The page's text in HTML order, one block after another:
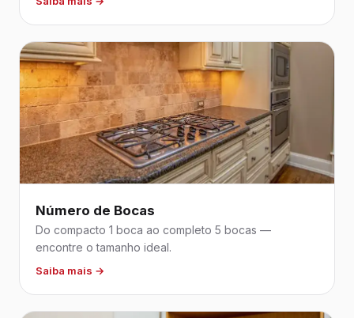
Número de Bocas
Do compacto 1 boca ao completo 5 bocas —
encontre o tamanho ideal.
Saiba mais →